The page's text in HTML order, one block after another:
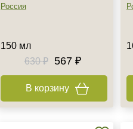
Россия
150 мл
630 ₽
567 ₽
В корзину